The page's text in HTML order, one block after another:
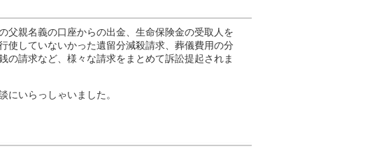
父親名義の口座からの出金、生命保険金の受取人を
使していないかった遺留分減殺請求、葬儀費用の分
の請求など、様々な請求をまとめて訴訟提起されま
にいらっしゃいました。